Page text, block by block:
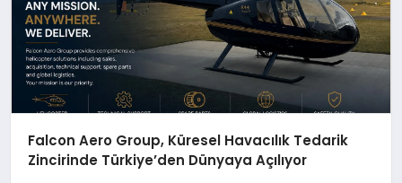
Falcon Aero Group, Küresel Havacılık Tedarik
Zincirinde Türkiye’den Dünyaya Açılıyor